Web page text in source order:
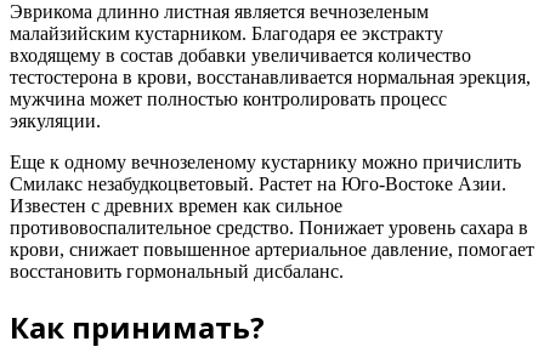
Эврикома длинно листная является вечнозеленым
малайзийским кустарником. Благодаря ее экстракту
входящему в состав добавки увеличивается количество
тестостерона в крови, восстанавливается нормальная эрекция,
мужчина может полностью контролировать процесс
эякуляции.
Еще к одному вечнозеленому кустарнику можно причислить
Смилакс незабудкоцветовый. Растет на Юго-Востоке Азии.
Известен с древних времен как сильное
противовоспалительное средство. Понижает уровень сахара в
крови, снижает повышенное артериальное давление, помогает
восстановить гормональный дисбаланс.
Как принимать?